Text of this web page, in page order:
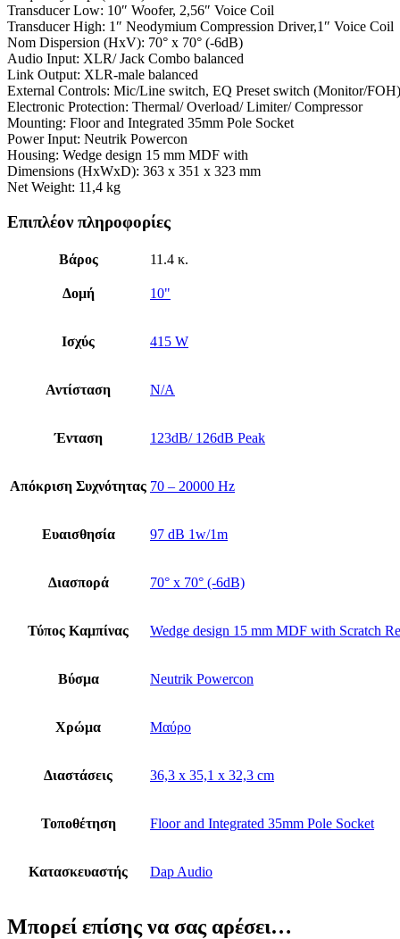
Transducer Low: 10″ Woofer, 2,56″ Voice Coil
Transducer High: 1″ Neodymium Compression Driver,1″ Voice Coil
Nom Dispersion (HxV): 70° x 70° (-6dB)
Audio Input: XLR/ Jack Combo balanced
Link Output: XLR-male balanced
External Controls: Mic/Line switch, EQ Preset switch (Monitor/
Electronic Protection: Thermal/ Overload/ Limiter/ Compressor
Mounting: Floor and Integrated 35mm Pole Socket
Power Input: Neutrik Powercon
Housing: Wedge design 15 mm MDF with
Dimensions (HxWxD): 363 x 351 x 323 mm
Net Weight: 11,4 kg
Επιπλέον πληροφορίες
Βάρος 11.4 κ.
Δομή 10"
Ισχύς 415 W
Αντίσταση N/A
Ένταση 123dB/ 126dB Peak
Απόκριση Συχνότητας 70 – 20000 Hz
Ευαισθησία 97 dB 1w/1m
Διασπορά 70° x 70° (-6dB)
Τύπος Καμπίνας Wedge design 15 mm MDF with Scratch
Βύσμα Neutrik Powercon
Χρώμα Μαύρο
Διαστάσεις 36,3 x 35,1 x 32,3 cm
Τοποθέτηση Floor and Integrated 35mm Pole Socket
Κατασκευαστής Dap Audio
Μπορεί επίσης να σας αρέσει…